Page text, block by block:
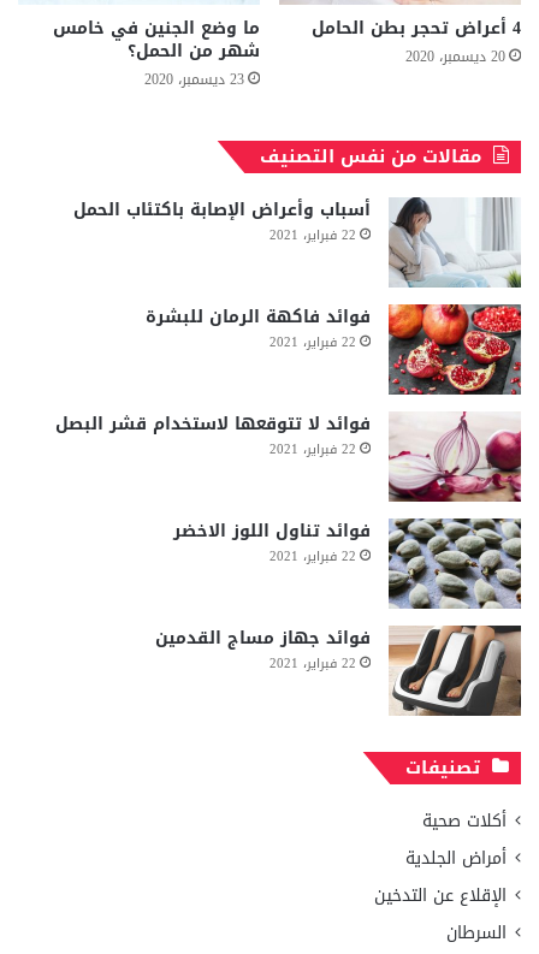
4 أعراض تحجر بطن الحامل
20 ديسمبر، 2020
ما وضع الجنين في خامس
شهر من الحمل؟
23 ديسمبر، 2020
مقالات من نفس التصنيف
أسباب وأعراض الإصابة باكتئاب الحمل
22 فبراير، 2021
فوائد فاكهة الرمان للبشرة
22 فبراير، 2021
فوائد لا تتوقعها لاستخدام قشر البصل
22 فبراير، 2021
فوائد تناول اللوز الاخضر
22 فبراير، 2021
فوائد جهاز مساج القدمين
22 فبراير، 2021
تصنيفات
أكلات صحية
أمراض الجلدية
الإقلاع عن التدخين
السرطان